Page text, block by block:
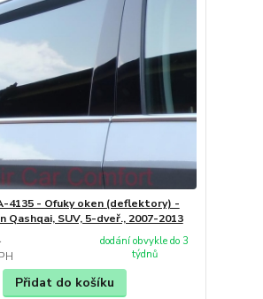
4135 - Ofuky oken (deflektory) -
Qashqai, SUV, 5-dveř., 2007-2013
dodání obvykle do 3
týdnů
Přidat do košíku